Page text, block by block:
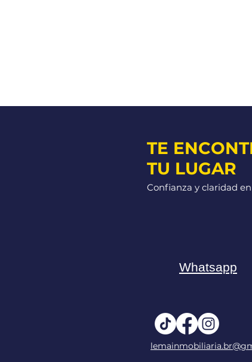
TE
TU LUGAR
Confianza y claridad
Whatsapp